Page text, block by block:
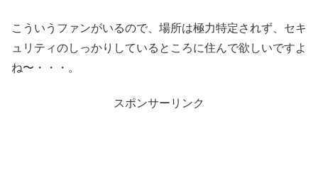
こういうファンがいるので、場所は極力特定されず、セキ
ュリティのしっかりしているところに住んで欲しいですよ
ね〜・・・。
スポンサーリンク